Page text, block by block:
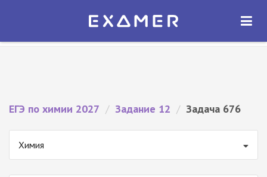
Экзамер — ЕГЭ 2027
ОТКРЫТЬ
ЕГЭ по химии 2027 / Задание 12 / Задача 676
Химия